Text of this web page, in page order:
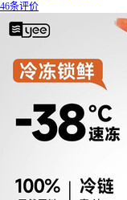
46条评价